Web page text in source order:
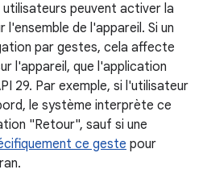
peuvent activer la
de l'appareil. Si un
par gestes, cela affecte
l'appareil, que l'application
29. Par exemple, si l'utilisateur
le système interprète ce
"Retour", sauf si une
ce geste pour